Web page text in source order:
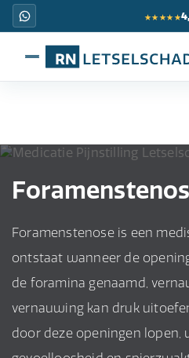
★★★★★
Foramenstenose is een
ontstaat wanneer de
de foramina genaamd,
vernauwing kan druk
door deze openingen lopen,